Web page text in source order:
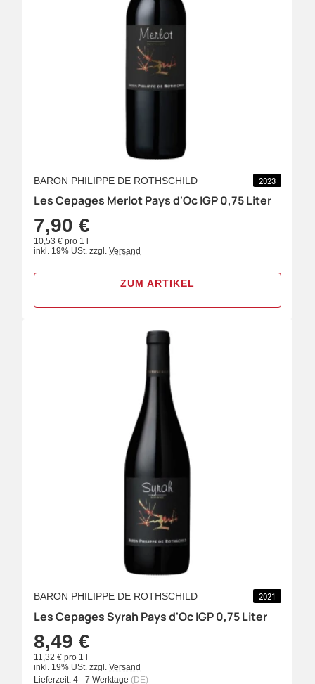
BARON PHILIPPE DE ROTHSCHILD 2023
Les Cepages Merlot Pays d'Oc IGP 0,75 Liter
7,90 €
10,53 € pro 1 l
inkl. 19% USt. zzgl. Versand
ZUM ARTIKEL
BARON PHILIPPE DE ROTHSCHILD 2021
Les Cepages Syrah Pays d'Oc IGP 0,75 Liter
8,49 €
11,32 € pro 1 l
inkl. 19% USt. zzgl. Versand
Lieferzeit: 4 - 7 Werktage (DE)